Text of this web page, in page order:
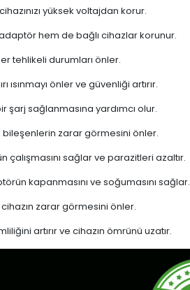
yüksek voltajdan korur.
adaptör hem de bağlı cihazlar korunur.
tehlikeli durumları önler.
ısınmayı önler ve güvenliği artırır.
sağlanmasına yardımcı olur.
bileşenlerin zarar görmesini önler.
sağlar ve parazitleri azaltır.
kapanmasını ve soğumasını sağlar.
zarar görmesini önler.
artırır ve cihazın ömrünü uzatır.